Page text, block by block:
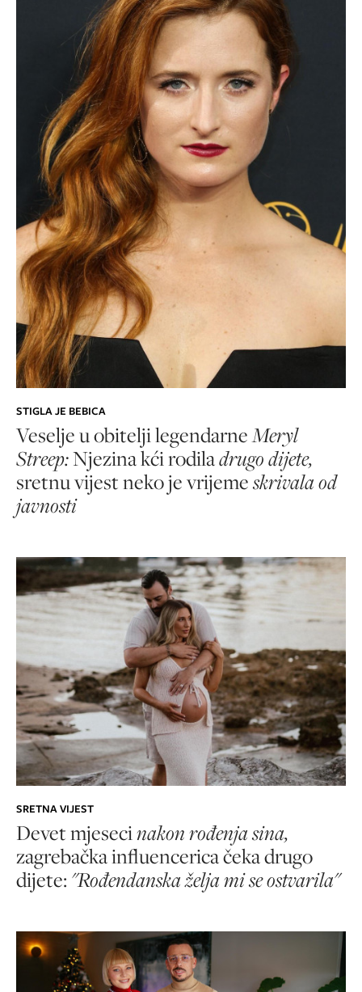
STIGLA JE BEBICA
Veselje u obitelji legendarneMeryl
Streep:Njezina kći rodiladrugo dijete,
sretnu vijest neko je vrijemeskrivala od
javnosti
SRETNA VIJEST
Devet mjesecinakon rođenja sina,
zagrebačka influencerica čeka drugo
dijete: "Rođendanska želja mi se ostvarila"